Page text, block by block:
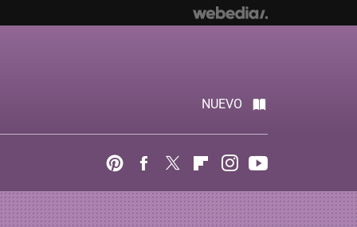
NUEVO
PinterestFacebook
Twitter FlipboardInstagram